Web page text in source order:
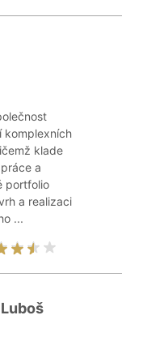
komplexních
klade
a
portfolio
a realizaci
...